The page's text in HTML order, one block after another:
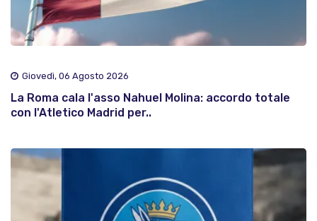
Giovedì, 06 Agosto 2026
La Roma cala l'asso Nahuel Molina: accordo totale
con l'Atletico Madrid per..